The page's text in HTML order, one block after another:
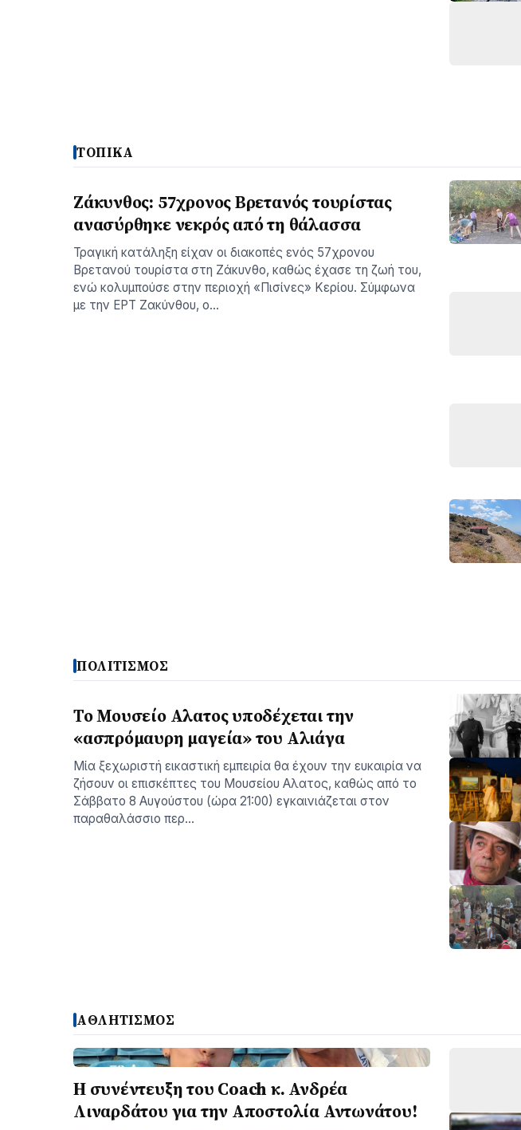
ΤΟΠΙΚΑ
Ζάκυνθος: 57χρονος Βρετανός τουρίστας
ανασύρθηκε νεκρός από τη θάλασσα
Τραγική κατάληξη είχαν οι διακοπές ενός 57χρονου
Βρετανού τουρίστα στη Ζάκυνθο, καθώς έχασε τη ζωή του,
ενώ κολυμπούσε στην περιοχή «Πισίνες» Κερίου. Σύμφωνα
με την ΕΡΤ Ζακύνθου, ο…
ΠΟΛΙΤΙΣΜΟΣ
Το Μουσείο Αλατος υποδέχεται την
«ασπρόμαυρη μαγεία» του Αλιάγα
Μία ξεχωριστή εικαστική εμπειρία θα έχουν την ευκαιρία να
ζήσουν οι επισκέπτες του Μουσείου Αλατος, καθώς από το
Σάββατο 8 Αυγούστου (ώρα 21:00) εγκαινιάζεται στον
παραθαλάσσιο περ…
ΑΘΛΗΤΙΣΜΟΣ
H συνέντευξη του Coach κ. Ανδρέα
Λιναρδάτου για την Αποστολία Αντωνάτου!